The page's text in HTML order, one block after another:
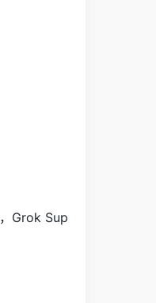
Grok Sup